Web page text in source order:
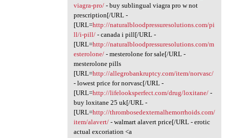
viagra-pro/- buy sublingual viagra pro w not
prescription[/URL -
[URL=http://naturalbloodpressuresolutions.com/pi
ll/i-pill/- canada i pill[/URL -
[URL=http://naturalbloodpressuresolutions.com/m
esterolone/- mesterolone for sale[/URL -
mesterolone pills
[URL=http://allegrobankruptcy.com/item/norvasc/
- lowest price for norvasc[/URL -
[URL=http://lifelooksperfect.com/drug/loxitane/-
buy loxitane 25 uk[/URL -
[URL=http://thrombosedexternalhemorrhoids.com/
item/alavert/- walmart alavert price[/URL - erotic
actual excoriation <a